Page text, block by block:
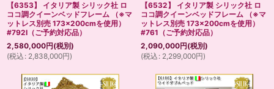
【6353】 イタリア製 シリック社 ロ
ココ調クイーンベッドフレーム （※マ
ットレス別売 173×200cmを使用）
#792I（ご予約対応品）
2,580,000円(税別)
(税込 : 2,838,000円)
【6532】 イタリア製 シリック社 ロ
ココ調クイーンベッドフレーム （※マ
ットレス別売 173×200cmを使用）
#761（ご予約対応品）
2,090,000円(税別)
(税込 : 2,299,000円)